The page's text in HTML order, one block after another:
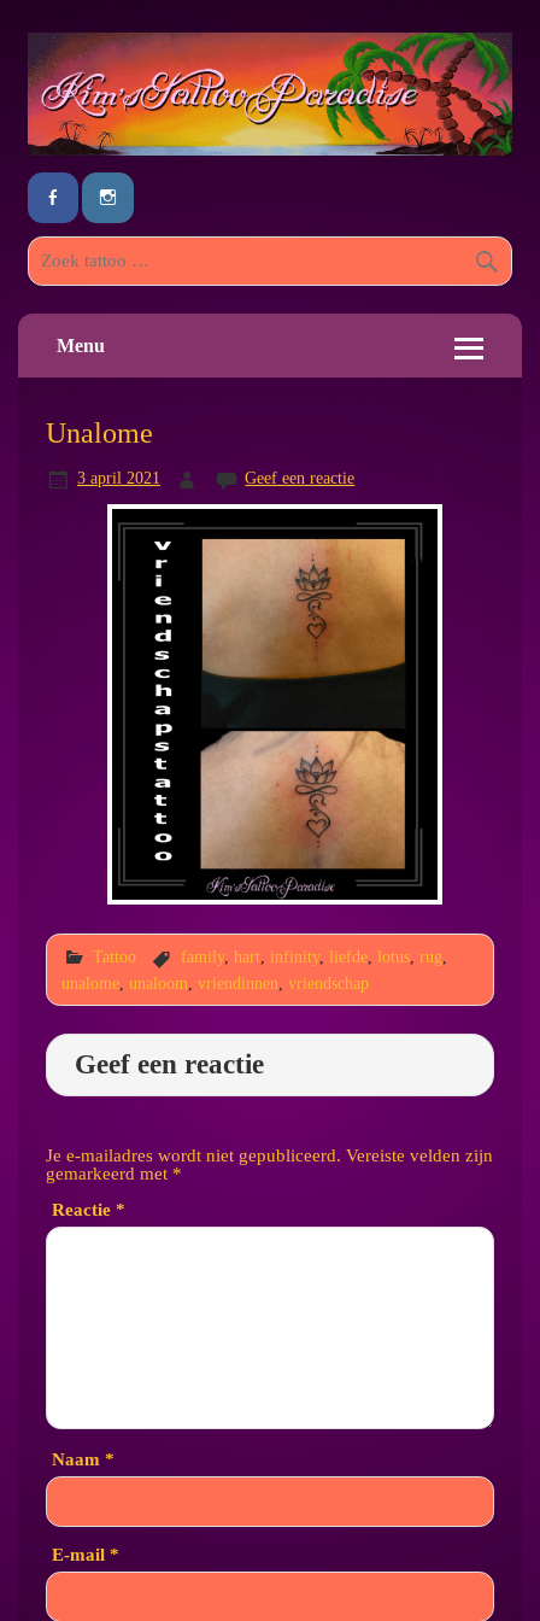
Menu
Unalome
3 april 2021 Geef een reactie
Tattoo family, hart, infinity, liefde, lotus, rug
unalome, unaloom vriendinnen vriendschap
Geef een reactie
Je e-mailadres wordt niet gepubliceerd. Vereiste velden zijn
gemarkeerd met *
Reactie *
Naam *
E-mail *